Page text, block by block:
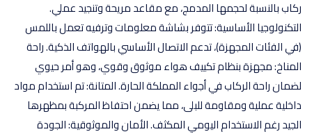
ركاب بالنسبة لحجمها المدمج، مع مقاعد مريحة وتنجيد عملي.
التكنولوجيا الأساسية: تتوفر بشاشة معلومات وترفيه تعمل باللمس
(في الفئات المجهزة)، تدعم الاتصال الأساسي بالهواتف الذكية. راحة
المناخ: مجهزة بنظام تكييف هواء موثوق وقوي، وهو أمر حيوي
لضمان راحة الركاب في أجواء المملكة الحارة. المتانة: تم استخدام مواد
داخلية عملية ومقاومة للبلى، مما يضمن احتفاظ المركبة بمظهرها
الجيد رغم الاستخدام اليومي المكثف. الأمان والموثوقية: الجودة